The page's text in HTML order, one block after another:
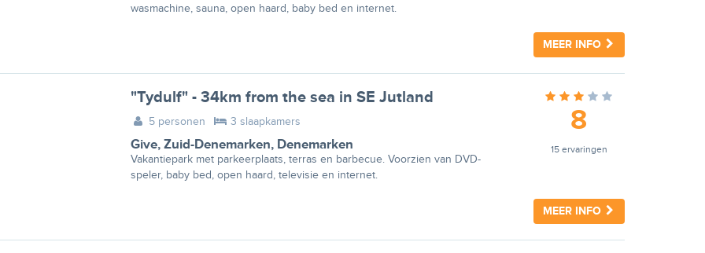
wasmachine, sauna, open haard, baby bed en internet.
MEER INFO
"Tydulf" - 34km from the sea in SE Jutland
5 personen 3 slaapkamers
Give, Zuid-Denemarken, Denemarken
Vakantiepark met parkeerplaats, terras en barbecue. Voorzien van DVD-
speler, baby bed, open haard, televisie en internet.
8
15 ervaringen
MEER INFO